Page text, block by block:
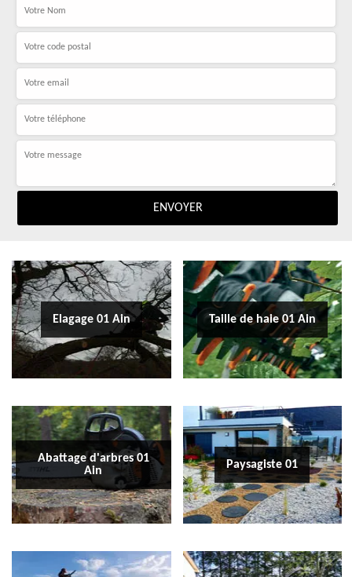
Elagage 01 Ain Taille de haie 01 Ain
Abattage d'arbres 01
Ain
Paysagiste 01